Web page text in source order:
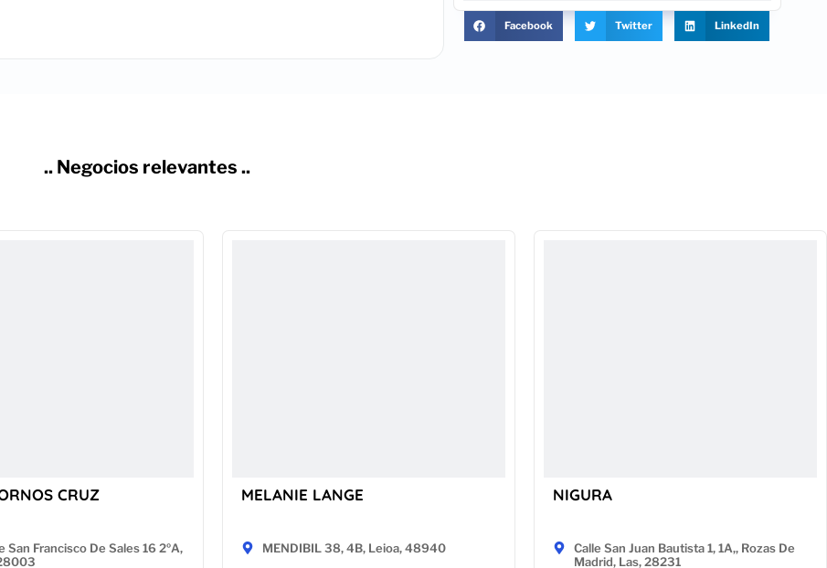
Facebook Twitter LinkedIn
.. Negocios relevantes ..
CRUZ
San Francisco De Sales 16 2ºA,
MELANIE LANGE
MENDIBIL 38, 4B, Leioa, 48940
NIGURA
Calle San Juan Bautista 1, 1A,, Rozas De
Madrid, Las, 28231